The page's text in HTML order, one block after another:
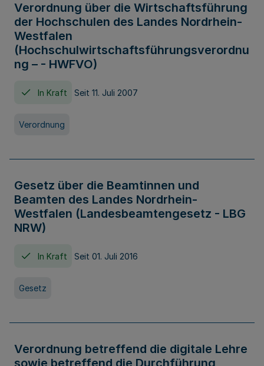
Verordnung über die Wirtschaftsführung
der Hochschulen des Landes Nordrhein-
Westfalen
(Hochschulwirtschaftsführungsverordnu
ng – - HWFVO)
In Kraft Seit 11. Juli 2007
Verordnung
Gesetz über die Beamtinnen und
Beamten des Landes Nordrhein-
Westfalen (Landesbeamtengesetz - LBG
NRW)
In Kraft Seit 01. Juli 2016
Gesetz
Verordnung betreffend die digitale Lehre
sowie betreffend die Durchführung